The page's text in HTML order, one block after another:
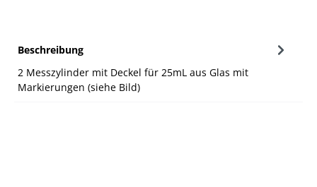
Beschreibung
2 Messzylinder mit Deckel für 25mL aus Glas mit
Markierungen (siehe Bild)